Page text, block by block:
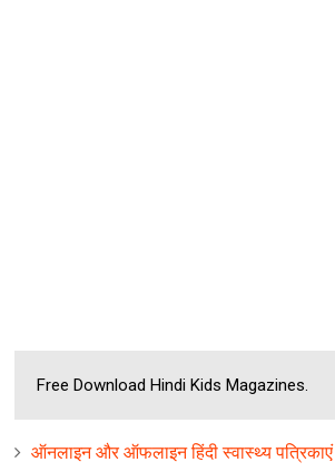
Free Download Hindi Kids Magazines.
ऑनलाइन और ऑफलाइन हिंदी स्वास्थ्य पत्रिकाएं